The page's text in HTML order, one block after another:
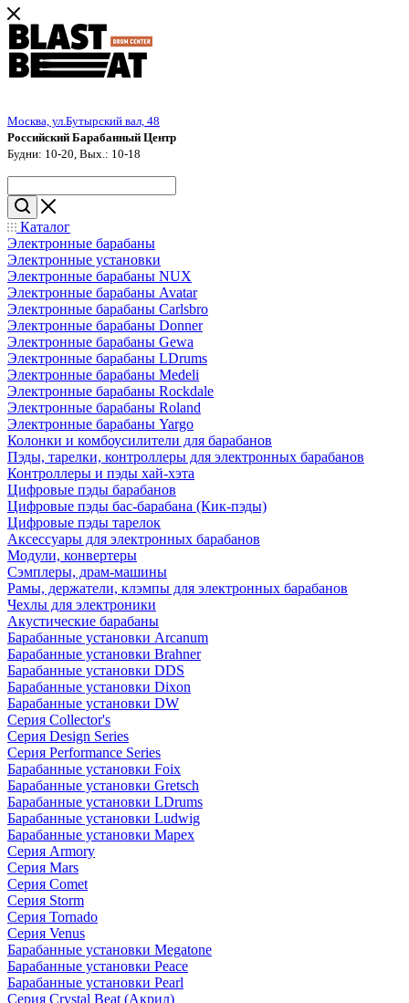
Москва, ул.Бутырский вал, 48
Российский Барабанный Центр
Будни: 10-20, Вых.: 10-18
Каталог
Электронные барабаны
Электронные установки
Электронные барабаны NUX
Электронные барабаны Avatar
Электронные барабаны Carlsbro
Электронные барабаны Donner
Электронные барабаны Gewa
Электронные барабаны LDrums
Электронные барабаны Medeli
Электронные барабаны Rockdale
Электронные барабаны Roland
Электронные барабаны Yargo
Колонки и комбоусилители для барабанов
Пэды, тарелки, контроллеры для электронных барабанов
Контроллеры и пэды хай-хэта
Цифровые пэды барабанов
Цифровые пэды бас-барабана (Кик-пэды)
Цифровые пэды тарелок
Аксессуары для электронных барабанов
Модули, конвертеры
Сэмплеры, драм-машины
Рамы, держатели, клэмпы для электронных барабанов
Чехлы для электроники
Акустические барабаны
Барабанные установки Arcanum
Барабанные установки Brahner
Барабанные установки DDS
Барабанные установки Dixon
Барабанные установки DW
Серия Collector's
Серия Design Series
Серия Performance Series
Барабанные установки Foix
Барабанные установки Gretsch
Барабанные установки LDrums
Барабанные установки Ludwig
Барабанные установки Mapex
Серия Armory
Серия Mars
Серия Comet
Серия Storm
Серия Tornado
Серия Venus
Барабанные установки Megatone
Барабанные установки Peace
Барабанные установки Pearl
Серия Crystal Beat (Акрил)